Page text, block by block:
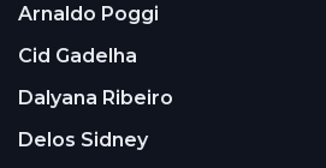
Arnaldo Poggi
Cid Gadelha
Dalyana Ribeiro
Delos Sidney